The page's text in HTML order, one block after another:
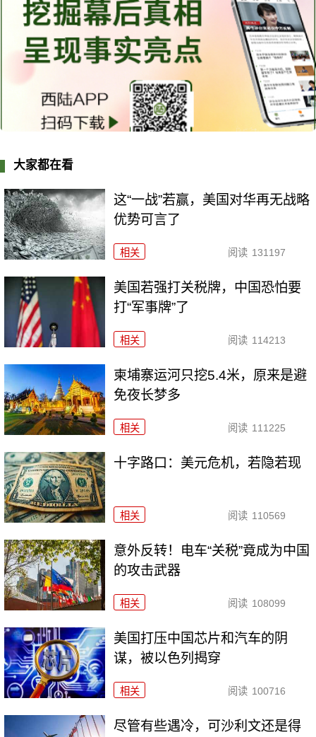
大家都在看
这“一战”若赢，美国对华再无战略
优势可言了
相关 阅读 131197
美国若强打关税牌，中国恐怕要
打“军事牌”了
相关 阅读 114213
柬埔寨运河只挖5.4米，原来是避
免夜长梦多
相关 阅读 111225
十字路口：美元危机，若隐若现
相关 阅读 110569
意外反转！电车“关税”竟成为中国
的攻击武器
相关 阅读 108099
美国打压中国芯片和汽车的阴
谋，被以色列揭穿
相关 阅读 100716
尽管有些遇冷，可沙利文还是得